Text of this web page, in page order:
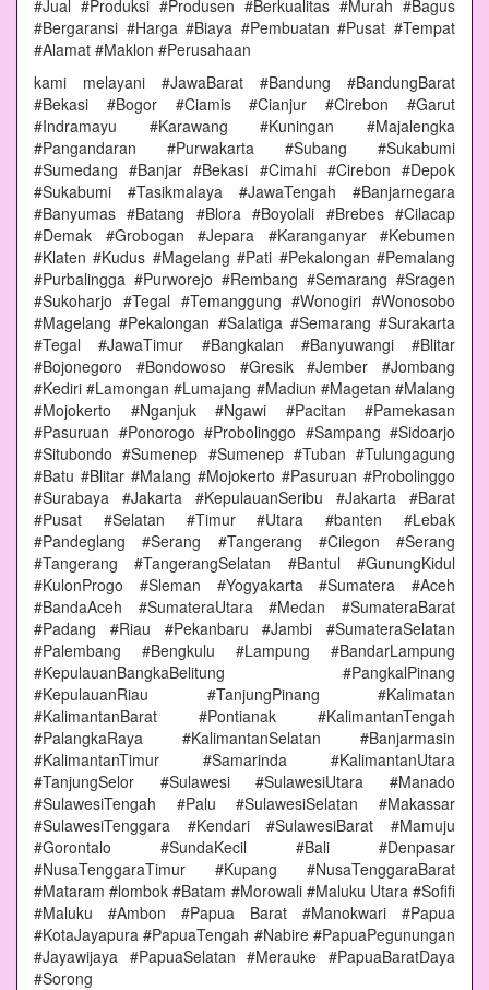
#Jual #Produksi #Produsen #Berkualitas #Murah #Bagus
#Bergaransi #Harga #Biaya #Pembuatan #Pusat #Tempat
#Alamat #Maklon #Perusahaan
kami melayani #JawaBarat #Bandung #BandungBarat
#Bekasi #Bogor #Ciamis #Cianjur #Cirebon #Garut
#Indramayu #Karawang #Kuningan #Majalengka
#Pangandaran #Purwakarta #Subang #Sukabumi
#Sumedang #Banjar #Bekasi #Cimahi #Cirebon #Depok
#Sukabumi #Tasikmalaya #JawaTengah #Banjarnegara
#Banyumas #Batang #Blora #Boyolali #Brebes #Cilacap
#Demak #Grobogan #Jepara #Karanganyar #Kebumen
#Klaten #Kudus #Magelang #Pati #Pekalongan #Pemalang
#Purbalingga #Purworejo #Rembang #Semarang #Sragen
#Sukoharjo #Tegal #Temanggung #Wonogiri #Wonosobo
#Magelang #Pekalongan #Salatiga #Semarang #Surakarta
#Tegal #JawaTimur #Bangkalan #Banyuwangi #Blitar
#Bojonegoro #Bondowoso #Gresik #Jember #Jombang
#Kediri #Lamongan #Lumajang #Madiun #Magetan #Malang
#Mojokerto #Nganjuk #Ngawi #Pacitan #Pamekasan
#Pasuruan #Ponorogo #Probolinggo #Sampang #Sidoarjo
#Situbondo #Sumenep #Sumenep #Tuban #Tulungagung
#Batu #Blitar #Malang #Mojokerto #Pasuruan #Probolinggo
#Surabaya #Jakarta #KepulauanSeribu #Jakarta #Barat
#Pusat #Selatan #Timur #Utara #banten #Lebak
#Pandeglang #Serang #Tangerang #Cilegon #Serang
#Tangerang #TangerangSelatan #Bantul #GunungKidul
#KulonProgo #Sleman #Yogyakarta #Sumatera #Aceh
#BandaAceh #SumateraUtara #Medan #SumateraBarat
#Padang #Riau #Pekanbaru #Jambi #SumateraSelatan
#Palembang #Bengkulu #Lampung #BandarLampung
#KepulauanBangkaBelitung #PangkalPinang
#KepulauanRiau #TanjungPinang #Kalimatan
#KalimantanBarat #Pontianak #KalimantanTengah
#PalangkaRaya #KalimantanSelatan #Banjarmasin
#KalimantanTimur #Samarinda #KalimantanUtara
#TanjungSelor #Sulawesi #SulawesiUtara #Manado
#SulawesiTengah #Palu #SulawesiSelatan #Makassar
#SulawesiTenggara #Kendari #SulawesiBarat #Mamuju
#Gorontalo #SundaKecil #Bali #Denpasar
#NusaTenggaraTimur #Kupang #NusaTenggaraBarat
#Mataram #lombok #Batam #Morowali #Maluku Utara #Sofifi
#Maluku #Ambon #Papua Barat #Manokwari #Papua
#KotaJayapura #PapuaTengah #Nabire #PapuaPegunungan
#Jayawijaya #PapuaSelatan #Merauke #PapuaBaratDaya
#Sorong